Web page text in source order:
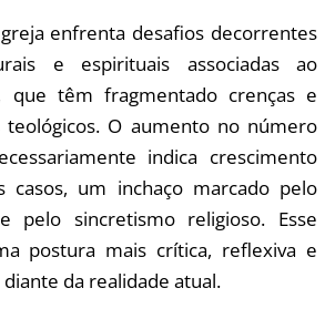
enfrenta desafios decorrentes
e espirituais associadas ao
que têm fragmentado crenças e
O aumento no número
indica crescimento
casos, um inchaço marcado pelo
pelo sincretismo religioso. Esse
postura mais crítica, reflexiva e
da realidade atual.